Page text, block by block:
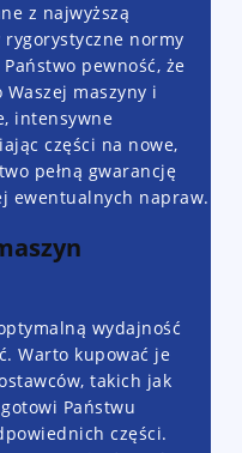
z najwyższą
rygorystyczne normy
pewność, że
maszyny i
intensywne
części na nowe,
pełną gwarancję
ewentualnych napraw.
wydajność
Warto kupować je
takich jak
Państwu
części.